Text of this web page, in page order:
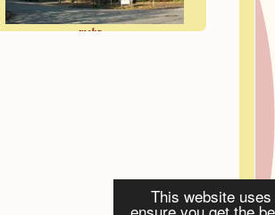
This website
mehr »